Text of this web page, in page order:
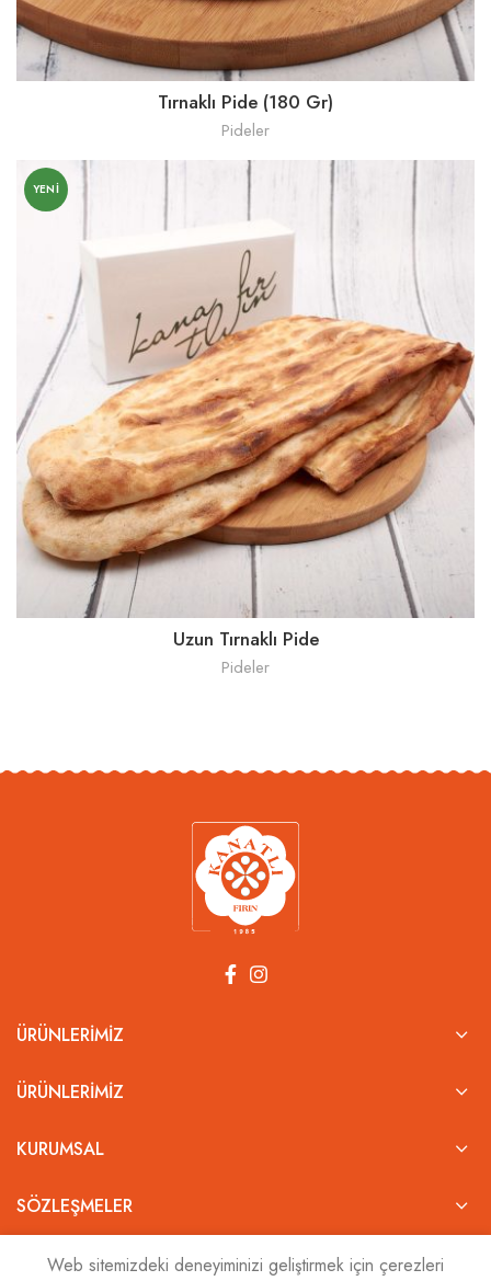
Tırnaklı Pide (180 Gr)
Pideler
YENI
Uzun Tırnaklı Pide
Pideler
ÜRÜNLERIMIZ
ÜRÜNLERIMIZ
KURUMSAL
SÖZLEŞMELER
BIZ KIMIZ?
Web sitemizdeki deneyiminizi geliştirmek için çerezleri